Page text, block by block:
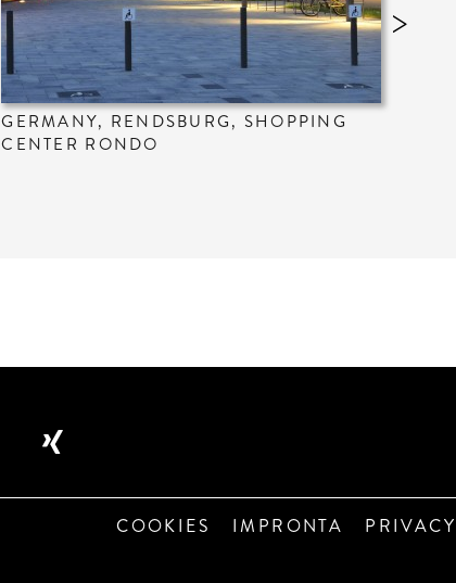
GERMANY, RENDSBURG, SHOPPING
CENTER RONDO
COOKIES IMPRONTA PRIVACY